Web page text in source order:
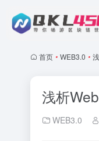
首页 • WEB3.0 •
浅析
WEB3.0